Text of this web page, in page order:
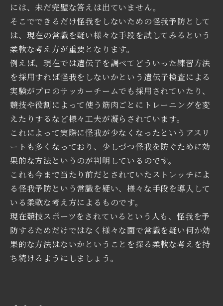
には、未だ完璧な答えは出ていません。
そこでできるだけ怪我をしないための怪我予防として
は、現在の常識を疑い様々な手段を試してみるという
柔軟な考え方が重要となります。
例えば、現在では遺伝子を調べてどういった練習方法
を採用すれば怪我をしないかという遺伝子検査による
実験がプロのサッカーチームでも採用されていたり、
競技や役割によって使う筋肉ごとにトレーニングを変
えたりするなど様々工夫が凝らされています。
これによって実際に怪我が少なくなったというアスリ
ートも多くなっており、少しづつ怪我を防ぐために効
果的な方法というのが判明しているのです。
これも今まで当たり前だとされていたストレッチによ
る怪我予防という常識を疑い、様々な手段を導入して
いる柔軟な考え方によるものです。
現在競技スポーツをされているという人も、怪我を予
防するためだけではなく様々な面で常識を疑い何か効
果的な方法はないかということを探る柔軟な考えを持
ち続けるようにしましょう。